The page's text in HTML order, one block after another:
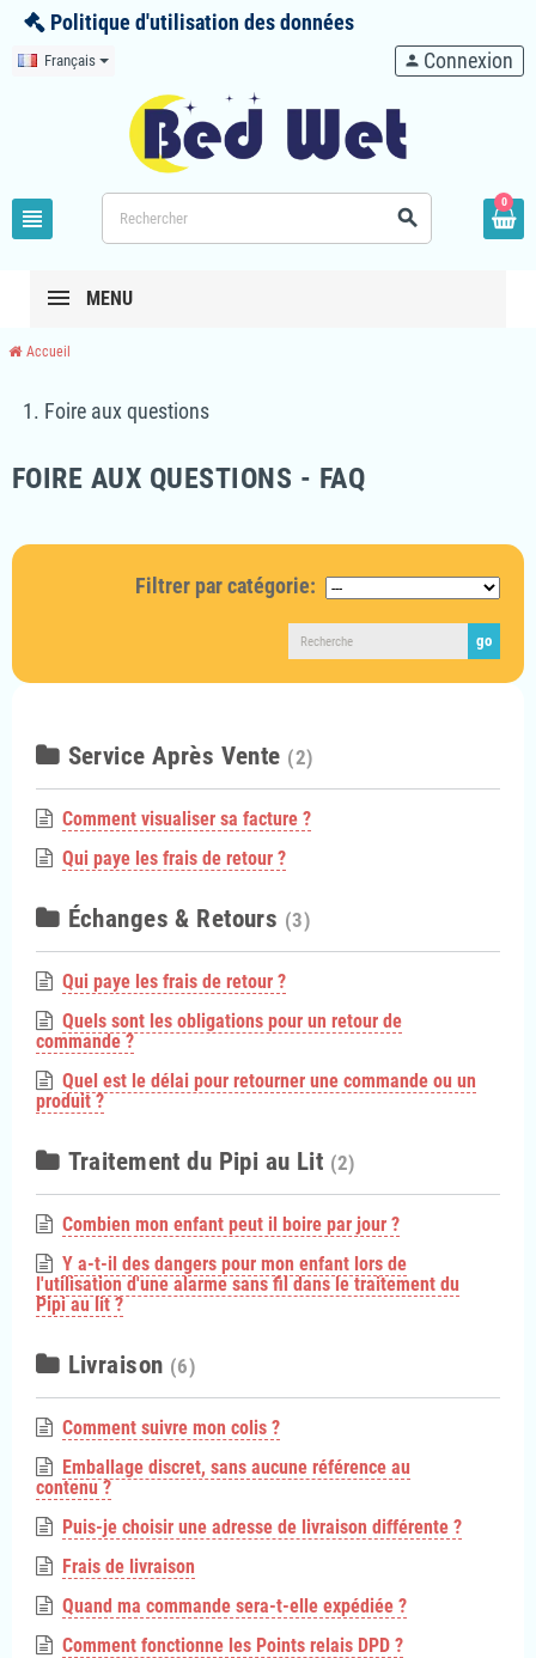
Politique d'utilisation des données
Français
view_headline search
person Connexion
0
MENU
Accueil
Foire aux questions
FOIRE AUX QUESTIONS - FAQ
Filtrer par catégorie:
Service Après Vente (2)
Comment visualiser sa facture ?
Qui paye les frais de retour ?
Échanges & Retours (3)
Qui paye les frais de retour ?
Quels sont les obligations pour un retour de
commande ?
Quel est le délai pour retourner une commande ou un
produit ?
Traitement du Pipi au Lit (2)
Combien mon enfant peut il boire par jour ?
Y a-t-il des dangers pour mon enfant lors de
l'utilisation d'une alarme sans fil dans le traitement du
Pipi au lit ?
Livraison (6)
Comment suivre mon colis ?
Emballage discret, sans aucune référence au
contenu ?
Puis-je choisir une adresse de livraison différente ?
Frais de livraison
Quand ma commande sera-t-elle expédiée ?
Comment fonctionne les Points relais DPD ?